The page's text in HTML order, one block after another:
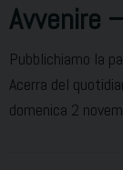
Avvenire
Pubblichiamo la
Acerra del
domenica 2